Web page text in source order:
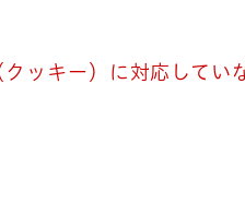
ッキー）に対応してい